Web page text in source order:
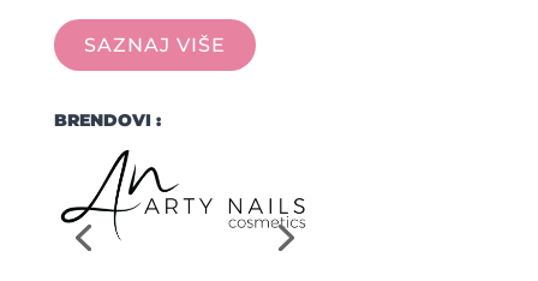
SAZNAJ VIŠE
BRENDOVI :